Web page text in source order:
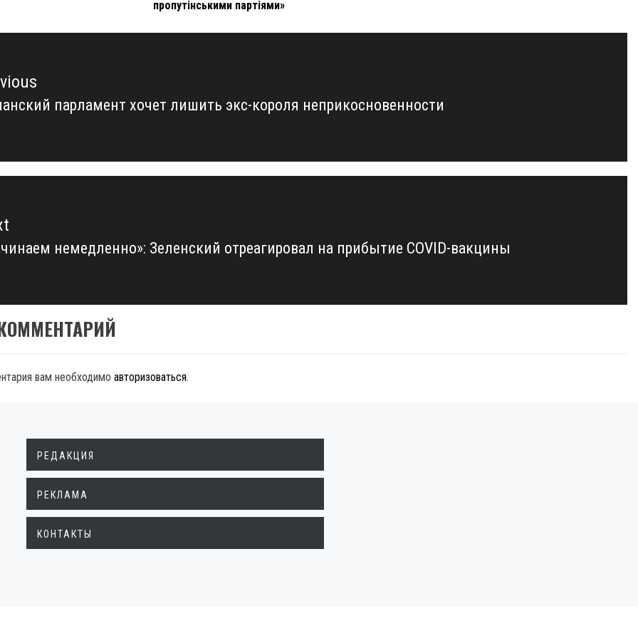
пропутінськими партіями»
парламент хочет лишить экс-короля неприкосновенности
немедленно»: Зеленский отреагировал на прибытие COVID-вакцины
вам необходимо авторизоваться.
РЕДАКЦИЯ
РЕКЛАМА
КОНТАКТЫ